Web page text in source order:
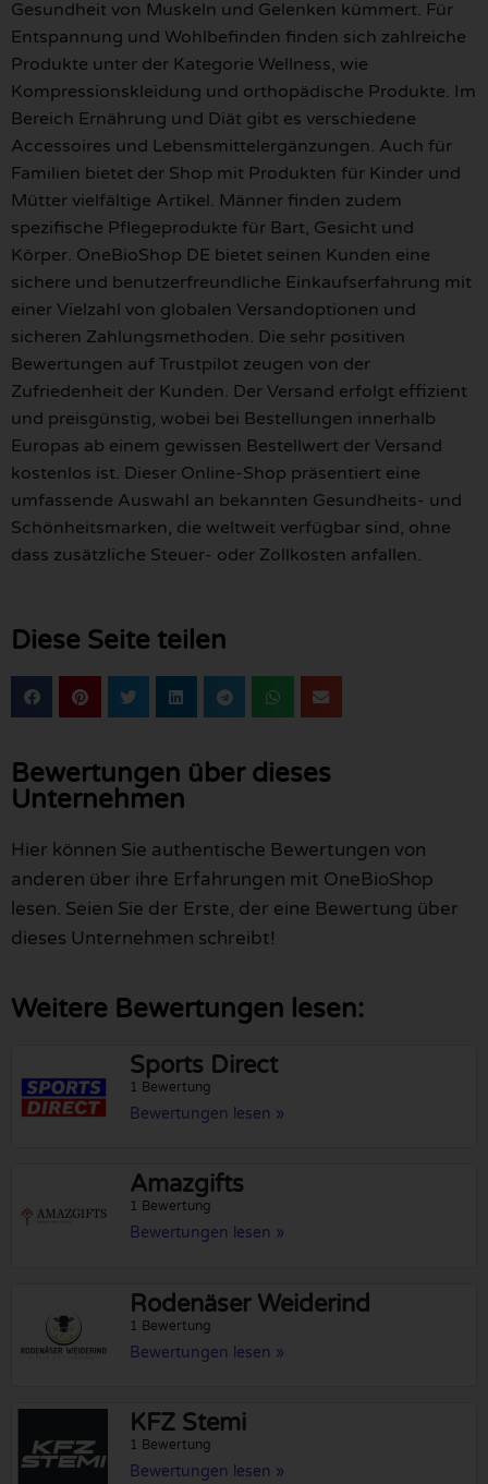
Gesundheit von Muskeln und Gelenken kümmert. Für
Entspannung und Wohlbefinden finden sich zahlreiche
Produkte unter der Kategorie Wellness, wie
Kompressionskleidung und orthopädische Produkte. Im
Bereich Ernährung und Diät gibt es verschiedene
Accessoires und Lebensmittelergänzungen. Auch für
Familien bietet der Shop mit Produkten für Kinder und
Mütter vielfältige Artikel. Männer finden zudem
spezifische Pflegeprodukte für Bart, Gesicht und
Körper. OneBioShop DE bietet seinen Kunden eine
sichere und benutzerfreundliche Einkaufserfahrung mit
einer Vielzahl von globalen Versandoptionen und
sicheren Zahlungsmethoden. Die sehr positiven
Bewertungen auf Trustpilot zeugen von der
Zufriedenheit der Kunden. Der Versand erfolgt effizient
und preisgünstig, wobei bei Bestellungen innerhalb
Europas ab einem gewissen Bestellwert der Versand
kostenlos ist. Dieser Online-Shop präsentiert eine
umfassende Auswahl an bekannten Gesundheits- und
Schönheitsmarken, die weltweit verfügbar sind, ohne
dass zusätzliche Steuer- oder Zollkosten anfallen.
Diese Seite teilen
Bewertungen über dieses
Unternehmen
Hier können Sie authentische Bewertungen von
anderen über ihre Erfahrungen mit OneBioShop
lesen. Seien Sie der Erste, der eine Bewertung über
dieses Unternehmen schreibt!
Weitere Bewertungen lesen:
Sports Direct
1 Bewertung
Bewertungen lesen »
Amazgifts
1 Bewertung
Bewertungen lesen »
Rodenäser Weiderind
1 Bewertung
Bewertungen lesen »
KFZ Stemi
1 Bewertung
Bewertungen lesen »